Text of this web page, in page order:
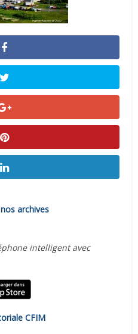
archives
intelligent avec
CFIM